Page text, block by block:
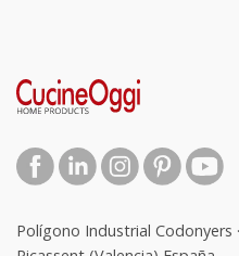
Polígono Industrial Codonyers